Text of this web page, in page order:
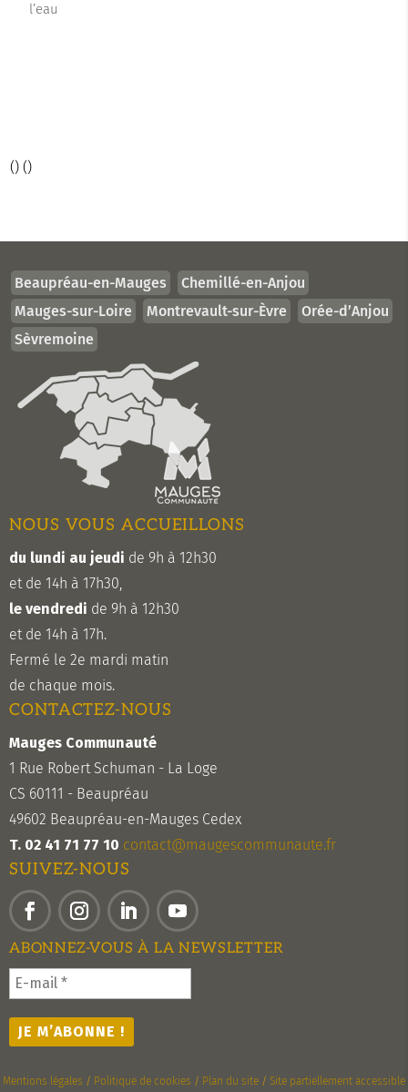
l’eau
() ()
Beaupréau-en-Mauges
Chemillé-en-Anjou
Mauges-sur-Loire
Montrevault-sur-Èvre
Orée-d’Anjou
Sèvremoine
NOUS VOUS ACCUEILLONS
du lundi au jeudi de 9h à 12h30
et de 14h à 17h30,
le vendredi de 9h à 12h30
et de 14h à 17h.
Fermé le 2e mardi matin
de chaque mois.
CONTACTEZ-NOUS
Mauges Communauté
1 Rue Robert Schuman - La Loge
CS 60111 - Beaupréau
49602 Beaupréau-en-Mauges Cedex
T. 02 41 71 77 10 contact@maugescommunaute.fr
SUIVEZ-NOUS
FacebookInstagramLinkedInYouTube
ABONNEZ-VOUS À LA NEWSLETTER
Mentions légales / Politique de cookies / Plan du site / Site partiellement accessible